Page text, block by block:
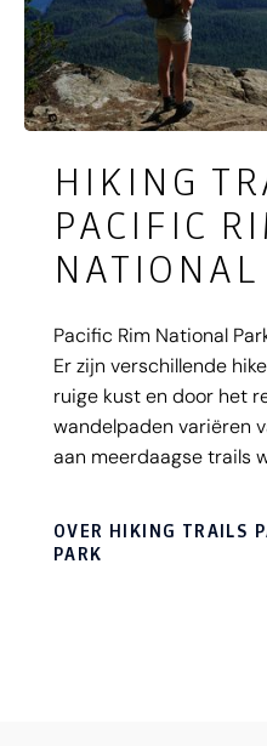
HIKING
PACIFIC
NATIONAL
Pacific Rim National
Er zijn verschillende
ruige kust en door het
wandelpaden variëren
aan meerdaagse trails
OVER HIKING TRAILS
PARK